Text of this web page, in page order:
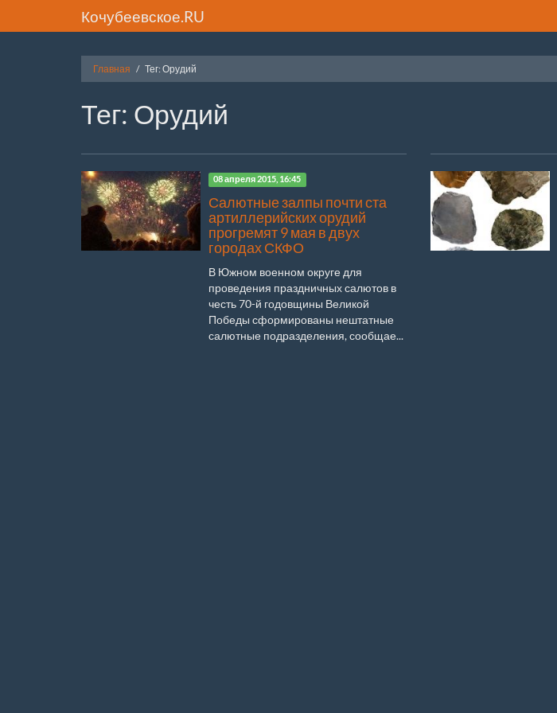
Кочубеевское.RU
Главная Тег: Орудий
Тег: Орудий
08 апреля 2015, 16:45
Салютные залпы почти ста
артиллерийских орудий
прогремят 9 мая в двух
городах СКФО
В Южном военном округе для
проведения праздничных салютов в
честь 70-й годовщины Великой
Победы сформированы нештатные
салютные подразделения, сообщае...